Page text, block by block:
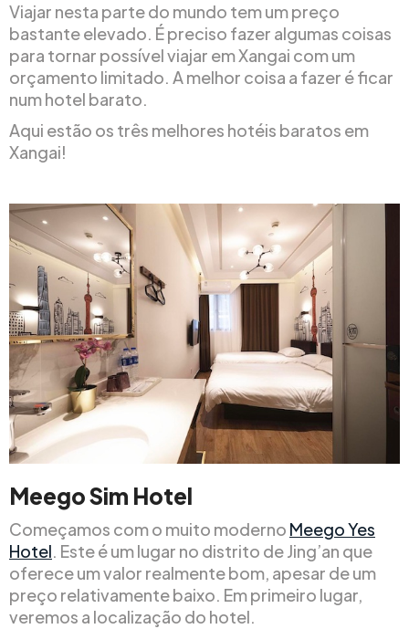
Viajar nesta parte do mundo tem um preço
bastante elevado. É preciso fazer algumas coisas
para tornar possível viajar em Xangai com um
orçamento limitado. A melhor coisa a fazer é ficar
num hotel barato.
Aqui estão os três melhores hotéis baratos em
Xangai!
Meego Sim Hotel
Começamos com o muito moderno Meego Yes
Hotel. Este é um lugar no distrito de Jing’an que
oferece um valor realmente bom, apesar de um
preço relativamente baixo. Em primeiro lugar,
veremos a localização do hotel.